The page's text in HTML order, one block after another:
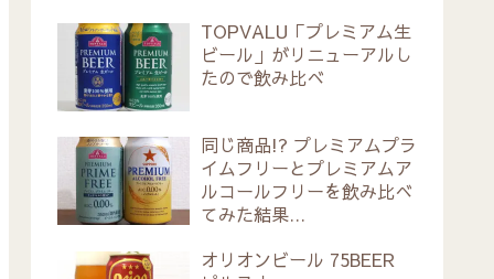
TOPVALU「プレミアム生
ビール」がリニューアルし
たので飲み比べ
同じ商品!? プレミアムプラ
イムフリーとプレミアムア
ルコールフリーを飲み比べ
てみた結果…
オリオンビール 75BEER